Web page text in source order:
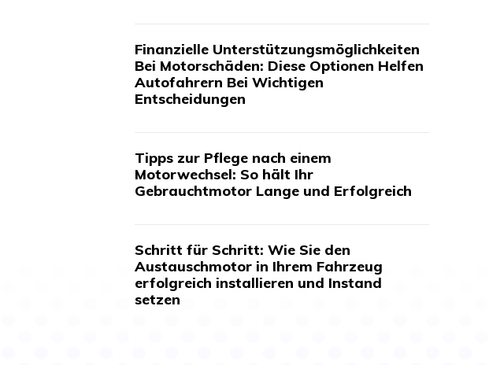
Finanzielle Unterstützungsmöglichkeiten
Bei Motorschäden: Diese Optionen Helfen
Autofahrern Bei Wichtigen
Entscheidungen
Tipps zur Pflege nach einem
Motorwechsel: So hält Ihr
Gebrauchtmotor Lange und Erfolgreich
Schritt für Schritt: Wie Sie den
Austauschmotor in Ihrem Fahrzeug
erfolgreich installieren und Instand
setzen